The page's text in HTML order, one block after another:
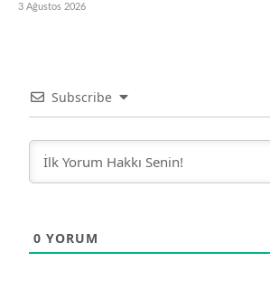
3 Ağustos 2026
Subscribe
0 YORUM